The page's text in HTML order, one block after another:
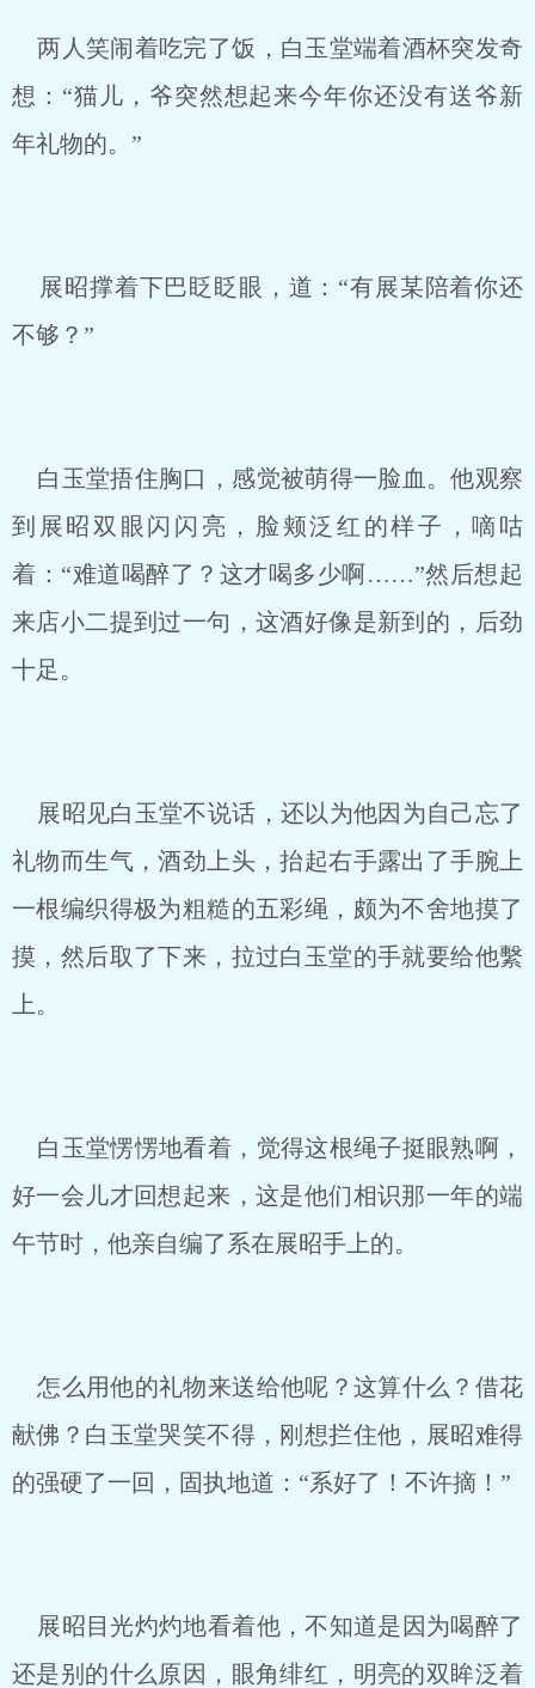
两人笑闹着吃完了饭，白玉堂端着酒杯突发奇
想：“猫儿，爷突然想起来今年你还没有送爷新
年礼物的。”
展昭撑着下巴眨眨眼，道：“有展某陪着你还
不够？”
白玉堂捂住胸口，感觉被萌得一脸血。他观察
到展昭双眼闪闪亮，脸颊泛红的样子，嘀咕
着：“难道喝醉了？这才喝多少啊……”然后想起
来店小二提到过一句，这酒好像是新到的，后劲
十足。
展昭见白玉堂不说话，还以为他因为自己忘了
礼物而生气，酒劲上头，抬起右手露出了手腕上
一根编织得极为粗糙的五彩绳，颇为不舍地摸了
摸，然后取了下来，拉过白玉堂的手就要给他繫
上。
白玉堂愣愣地看着，觉得这根绳子挺眼熟啊，
好一会儿才回想起来，这是他们相识那一年的端
午节时，他亲自编了系在展昭手上的。
怎么用他的礼物来送给他呢？这算什么？借花
献佛？白玉堂哭笑不得，刚想拦住他，展昭难得
的强硬了一回，固执地道：“系好了！不许摘！”
展昭目光灼灼地看着他，不知道是因为喝醉了
还是别的什么原因，眼角绯红，明亮的双眸泛着